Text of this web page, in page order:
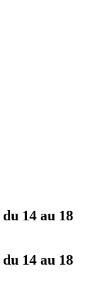
14 au 18
14 au 18